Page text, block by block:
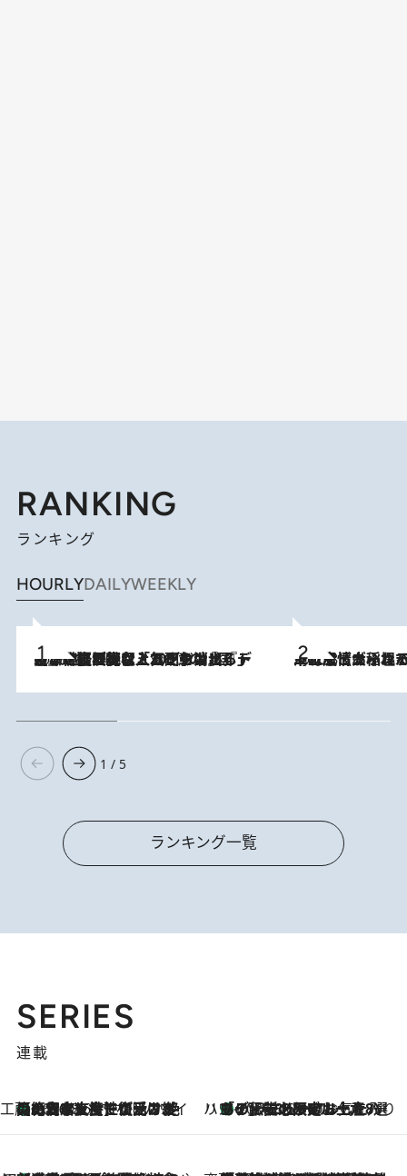
RANKING
ランキング
HOURLYDAILYWEEKLY
2026.8.5
【なぜ吉沢亮は「気配を消せる」のか？】興行収入208億の『国宝』を経て挑むミュージカル『ディア・エヴァン・ハンセン』。トップ俳優が舞台上でさらけ出した“孤独”とは 2026.8.5
下町風情あふれる台北屈指の人気エリア・大稲埕でセンスのいい台湾土産《ヴ
1 / 5
ランキング一覧
SERIES
連載
工藤まやのおもてなしハワイ
2026.8.6
【ハワイ土産】ローカルの絶大な支持で復活！ 絶品の幻クッキー《元ファンの日本人女性が受け継いだ名店》 ハワイ賢者 リサのお気に入りリスト2026.8.6
あの伝説の限定トートも！ リニューアルした「ディーン＆デルーカ ハワイ」で必須のお土産8選